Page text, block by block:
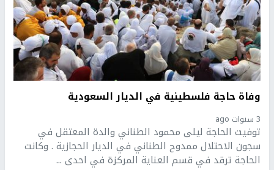
وفاة حاجة فلسطينية في الديار السعودية
3 سنوات ago
توفيت الحاجة ليلى محمود الطناني والدة المعتقل في
سجون الاحتلال ممدوح الطناني في الديار الحجازية . وكانت
الحاجة ترقد في قسم العناية المركزة في احدى ...